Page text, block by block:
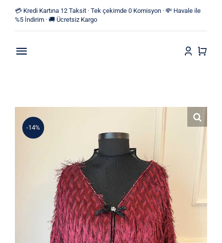
content
💳 Kredi Kartına 12 Taksit · Tek çekimde 0 Komisyon · 💸 Havale ile
%5 İndirim · 🚚 Ücretsiz Kargo
Toggle
Mağaza
Yeni Ürünler
-14%